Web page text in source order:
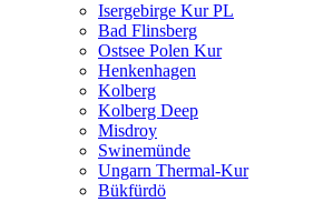
Isergebirge Kur PL
Bad Flinsberg
Ostsee Polen Kur
Henkenhagen
Kolberg
Kolberg Deep
Misdroy
Swinemünde
Ungarn Thermal-Kur
Bükfürdö